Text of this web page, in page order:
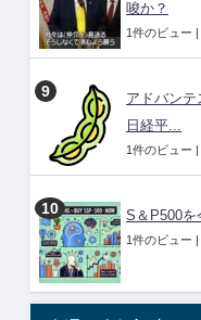
唆か？
1件のビュー |
アドバンテ
日経平...
1件のビュー |
S＆P500を
1件のビュー |